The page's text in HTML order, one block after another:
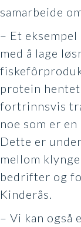
samarbeide
– Et
med å lage
protein
fortrinnsvis
noe som er
Dette er
mellom
bedrifter og
Kinderås.
– Vi kan også